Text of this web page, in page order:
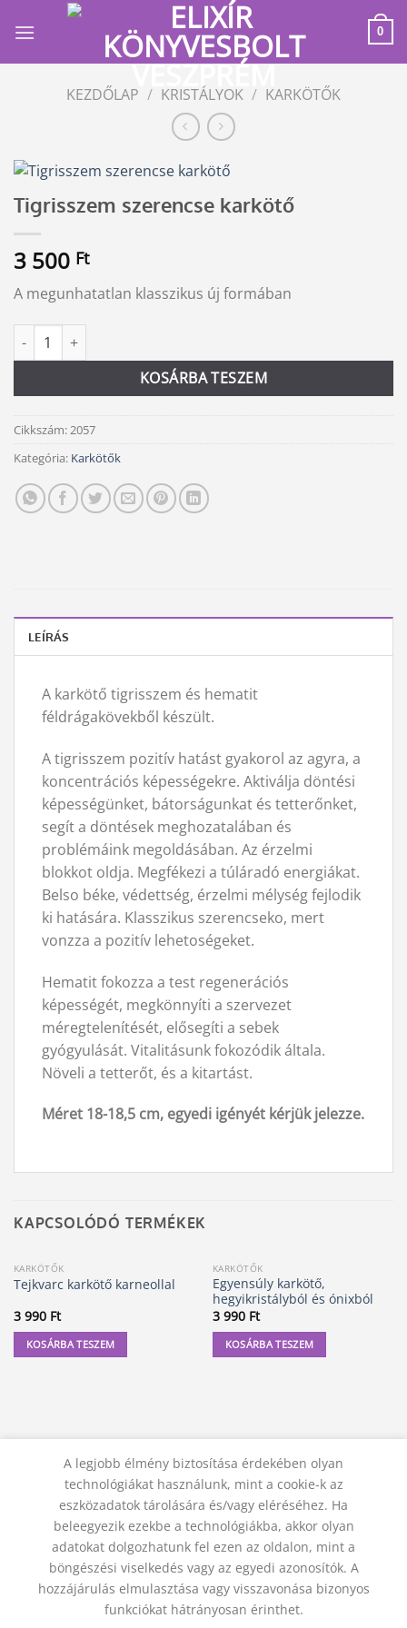
0
KEZDŐLAP / KRISTÁLYOK / KARKÖTŐK
Tigrisszem szerencse karkötő
3 500 Ft
A megunhatatlan klasszikus új formában
Tigrisszem szerencse karkötő mennyiség
KOSÁRBA TESZEM
Alternative:
Cikkszám:2057
Kategória: Karkötők
LEÍRÁS
A karkötő tigrisszem és hematit
féldrágakövekből készült.
A tigrisszem pozitív hatást gyakorol az agyra, a
koncentrációs képességekre. Aktiválja döntési
képességünket, bátorságunkat és tetterőnket,
segít a döntések meghozatalában és
problémáink megoldásában. Az érzelmi
blokkot oldja. Megfékezi a túláradó energiákat.
Belso béke, védettség, érzelmi mélység fejlodik
ki hatására. Klasszikus szerencseko, mert
vonzza a pozitív lehetoségeket.
Hematit fokozza a test regenerációs
képességét, megkönnyíti a szervezet
méregtelenítését, elősegíti a sebek
gyógyulását. Vitalitásunk fokozódik általa.
Növeli a tetterőt, és a kitartást.
Méret 18-18,5 cm, egyedi igényét kérjük jelezze.
KAPCSOLÓDÓ TERMÉKEK
KARKÖTŐK
Tejkvarc karkötő karneollal
3 990 Ft
KOSÁRBA TESZEM
KARKÖTŐK
Egyensúly karkötő,
hegyikristályból és ónixból
3 990 Ft
KOSÁRBA TESZEM
KAPCSOLAT ADATVÉDELMI NYILATKOZAT
ÁSZF
JOGI NYILATKOZAT
SZÁLLÍTÁSI FELTÉTELEK
ELÁLLÁS A SZERZŐDÉSTŐL
© 2012 - 2026 Trigon 9000 Kft.
A legjobb élmény biztosítása érdekében olyan
technológiákat használunk, mint a cookie-k az
eszközadatok tárolására és/vagy eléréséhez. Ha
beleegyezik ezekbe a technológiákba, akkor olyan
adatokat dolgozhatunk fel ezen az oldalon, mint a
böngészési viselkedés vagy az egyedi azonosítók. A
hozzájárulás elmulasztása vagy visszavonása bizonyos
funkciókat hátrányosan érinthet.